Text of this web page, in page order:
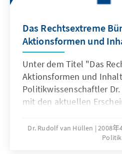
Das Rechtsextreme
Aktionsformen und
Unter dem Titel "Das
Aktionsformen und
Politikwissenschaftler
mit den aktuellen
Autor analysiert, dass
Rechtsextremismus aus
Dr. Rudolf van Hüllen 2008年
Politik